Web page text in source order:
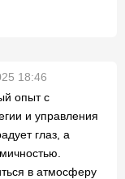
18:46
опыт с
и управления
глаз, а
в атмосферу